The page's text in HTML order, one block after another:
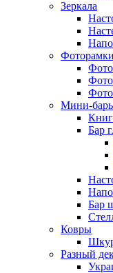
Зеркала
Фоторамки
Мини-
Бар
Бар
Ковры
Разный